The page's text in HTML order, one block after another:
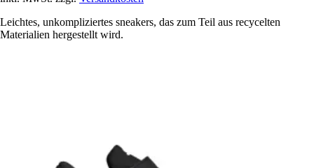
Leichtes, unkompliziertes sneakers, das zum Teil aus recycelten
Materialien hergestellt wird.